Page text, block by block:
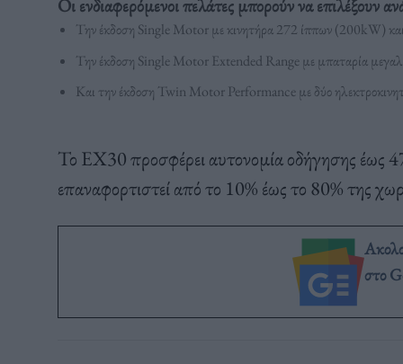
Οι ενδιαφερόμενοι πελάτες μπορούν να επιλέξουν
Την έκδοση Single Motor με κινητήρα 272 ίππων (200kW)
Την έκδοση Single Motor Extended Range με μπαταρία
Και την έκδοση Twin Motor Performance με δύο
Το EX30 προσφέρει αυτονομία οδήγησης έως
επαναφορτιστεί από το 10% έως το 80% της
στο